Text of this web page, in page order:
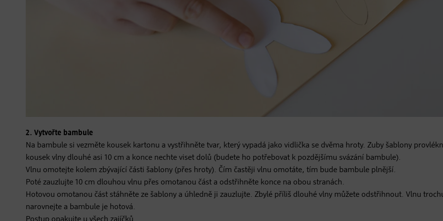
2. Vytvořte bambule
Na bambule si vezměte kousek kartonu a vystřihněte tvar, který vypadá jako vidlička se dvěma hroty. Zuby šablony
kousek vlny dlouhé asi 10 cm a konce nechte viset dolů (budete ho potřebovat k pozdějšímu svázání bambule).
Vlnu omotejte kolem zbývající části šablony (přes hroty). Čím častěji vlnu omotáte, tím bude bambule plnější.
Poté zauzlujte 10 cm dlouhou vlnu přes omotanou část a odstřihněte konce na obou stranách.
Hotovou omotanou část stáhněte ze šablony a úhledně ji zauzlujte. Zbylé příliš dlouhé vlny můžete odstřihnout. Vlnu
narovnejte a bambule je hotová.